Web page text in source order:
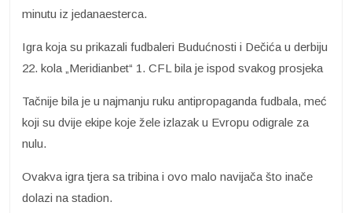
minutu iz jedanaesterca.
Igra koja su prikazali fudbaleri Budućnosti i Dečića u derbiju
22. kola „Meridianbet“ 1. CFL bila je ispod svakog prosjeka
Tačnije bila je u najmanju ruku antipropaganda fudbala, meć
koji su dvije ekipe koje žele izlazak u Evropu odigrale za
nulu.
Ovakva igra tjera sa tribina i ovo malo navijača što inače
dolazi na stadion.